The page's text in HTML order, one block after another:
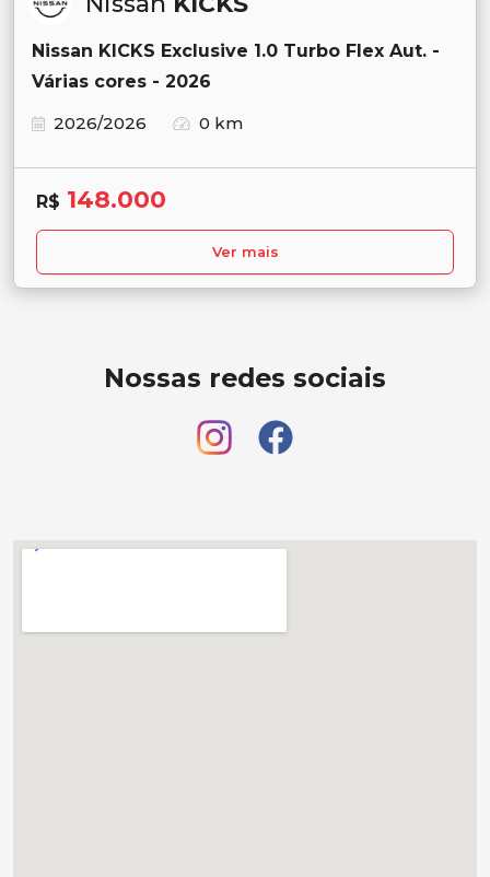
Nissan KICKS Exclusive 1.0 Turbo Flex Aut. -
Várias cores - 2026
2026/2026
0 km
R$ 148.000
Ver mais
Nossas redes sociais